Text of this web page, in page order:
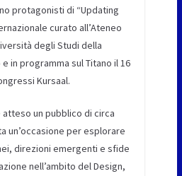
protagonisti di “Updating
curato all’Ateneo
degli Studi della
in programma sul Titano il 16
Kursaal.
atteso un pubblico di circa
un’occasione per esplorare
direzioni emergenti e sfide
nell’ambito del Design,